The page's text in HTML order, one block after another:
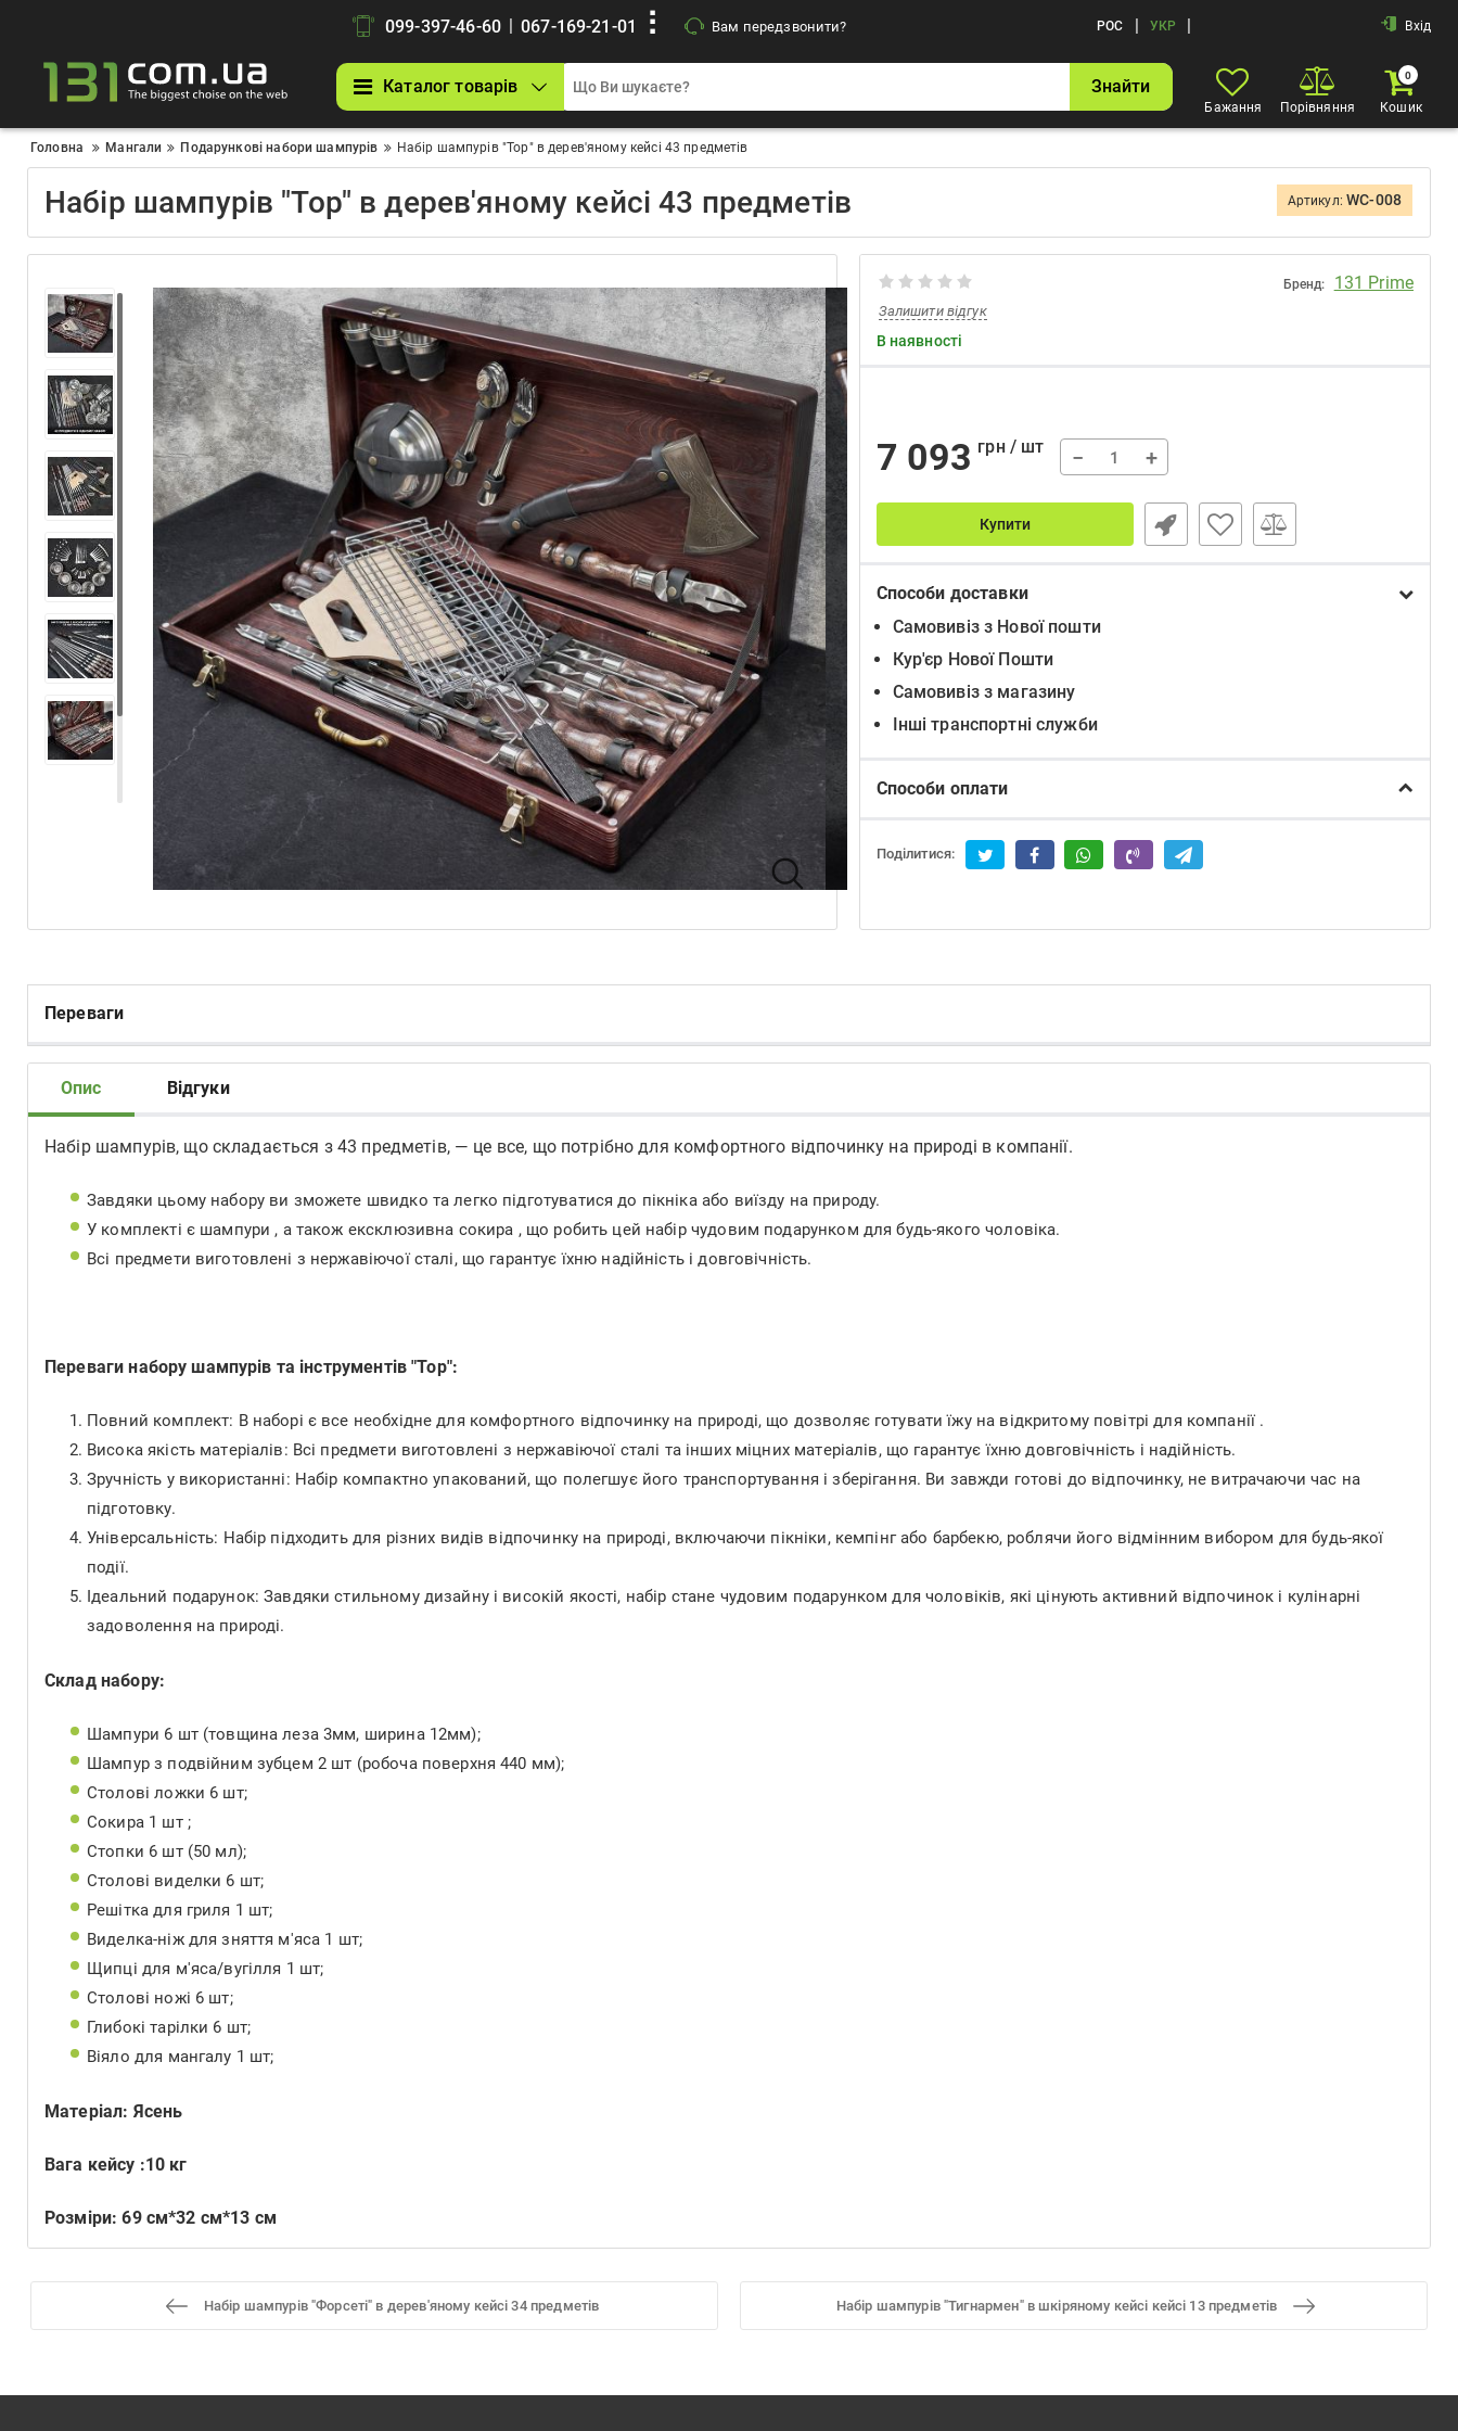
099-397-46-60 | 067-169-21-01 Вам передзвонити? РОС | УКР | Вхід
Каталог товарів Знайти
Бажання Порівняння
0
Кошик
Головна Мангали Подарункові набори шампурів Набір шампурів "Тор" в дерев'яному кейсі 43 предметів
Набір шампурів "Тор" в дерев'яному кейсі 43 предметів Артикул:WC-008
Бренд: 131 Prime
Залишити відгук
В наявності
7 093 грн / шт − +
Купити
Способи доставки
Самовивіз з Нової пошти
Кур'єр Нової Пошти
Самовивіз з магазину
Інші транспортні служби
Способи оплати
Поділитися:
Переваги
Опис Відгуки
Набір шампурів, що складається з 43 предметів, — це все, що потрібно для комфортного відпочинку на природі в компанії.
Завдяки цьому набору ви зможете швидко та легко підготуватися до пікніка або виїзду на природу.
У комплекті є шампури , а також ексклюзивна сокира , що робить цей набір чудовим подарунком для будь-якого чоловіка.
Всі предмети виготовлені з нержавіючої сталі, що гарантує їхню надійність і довговічність.
Переваги набору шампурів та інструментів "Тор":
Повний комплект: В наборі є все необхідне для комфортного відпочинку на природі, що дозволяє готувати їжу на відкритому повітрі для компанії .
Висока якість матеріалів: Всі предмети виготовлені з нержавіючої сталі та інших міцних матеріалів, що гарантує їхню довговічність і надійність.
Зручність у використанні: Набір компактно упакований, що полегшує його транспортування і зберігання. Ви завжди готові до відпочинку, не витрачаючи час на
підготовку.
Універсальність: Набір підходить для різних видів відпочинку на природі, включаючи пікніки, кемпінг або барбекю, роблячи його відмінним вибором для будь-якої
події.
Ідеальний подарунок: Завдяки стильному дизайну і високій якості, набір стане чудовим подарунком для чоловіків, які цінують активний відпочинок і кулінарні
задоволення на природі.
Склад набору:
Шампури 6 шт (товщина леза 3мм, ширина 12мм);
Шампур з подвійним зубцем 2 шт (робоча поверхня 440 мм);
Столові ложки 6 шт;
Сокира 1 шт ;
Стопки 6 шт (50 мл);
Столові виделки 6 шт;
Решітка для гриля 1 шт;
Виделка-ніж для зняття м'яса 1 шт;
Щипці для м'яса/вугілля 1 шт;
Столові ножі 6 шт;
Глибокі тарілки 6 шт;
Віяло для мангалу 1 шт;
Матеріал: Ясень
Вага кейсу :10 кг
Розміри: 69 см*32 см*13 см
Набір шампурів "Форсеті" в дерев'яному кейсі 34 предметів Набір шампурів "Тигнармен" в шкіряному кейсі кейсі 13 предметів